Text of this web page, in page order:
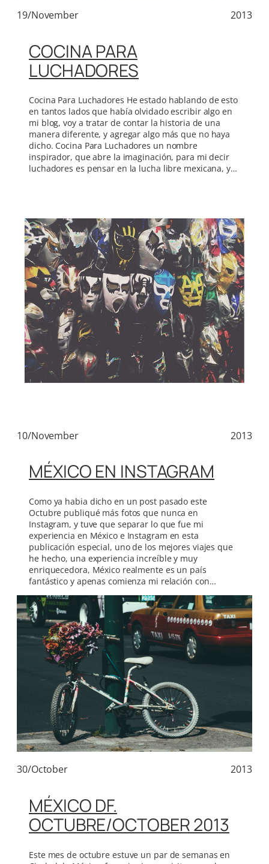
19/November 2013
COCINA PARA
LUCHADORES
Cocina Para Luchadores He estado hablando de esto
en tantos lados que había olvidado escribir algo en
mi blog, voy a tratar de contar la historia de una
manera diferente, y agregar algo más que no haya
dicho. Cocina Para Luchadores un nombre
inspirador, que abre la imaginación, para mi decir
luchadores es pensar en la lucha libre mexicana, y…
10/November 2013
MÉXICO EN INSTAGRAM
Como ya habia dicho en un post pasado este
Octubre publiqué más fotos que nunca en
Instagram, y tuve que separar lo que fue mi
experiencia en México e Instagram en esta
publicación especial, uno de los mejores viajes que
he hecho, una experiencia increíble y muy
enriquecedora, México realmente es un país
fantástico y apenas comienza mi relación con…
30/October 2013
MÉXICO DF.
OCTUBRE/OCTOBER 2013
Este mes de octubre estuve un par de semanas en